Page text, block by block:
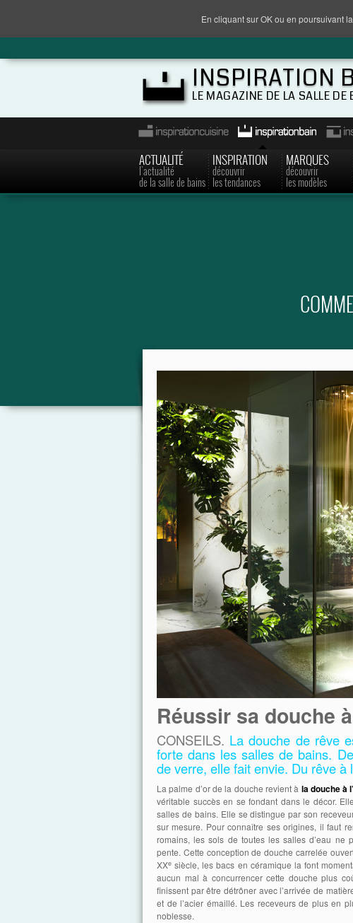
INSPIRATION
LE MAGAZINE DE LA SALLE DE
ACTUALITÉ
l'actualité
de la salle de bains
INSPIRATION
découvrir
les tendances
MARQUES
découvrir
les modèles
Réussir sa douche
CONSEILS. La douche de rêve
forte dans les salles de bains.
de verre, elle fait envie. Du rêve
La palme d’or de la douche revient à la douche à
véritable succès en se fondant dans le décor.
salles de bains. Elle se distingue par son
sur mesure. Pour connaître ses origines, il faut
romains, les sols de toutes les salles d’eau ne
pente. Cette conception de douche carrelée
XXe siècle, les bacs en céramique la font
aucun mal à concurrencer cette douche plus
finissent par être détrôner avec l’arrivée de
et de l’acier émaillé. Les receveurs de plus en
noblesse.
En cliquant sur OK ou en poursuivant